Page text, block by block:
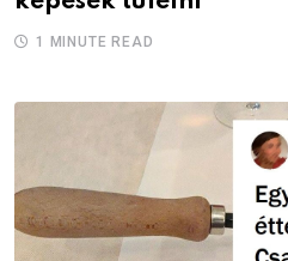
1 MINUTE READ